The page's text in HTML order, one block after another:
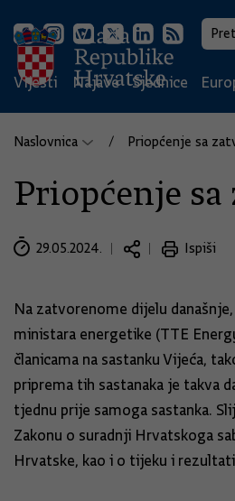
Vijesti Najave Sjednice
Naslovnica Priopćenje sa
Priopćenje
29.05.2024. Ispiši
Na zatvorenome dijelu
ministara energetike (TTE
članicama na sastanku Vijeća,
priprema tih sastanaka je takva
tjednu prije samoga sastanka.
Zakonu o suradnji Hrvatskoga
Hrvatske, kao i o tijeku i